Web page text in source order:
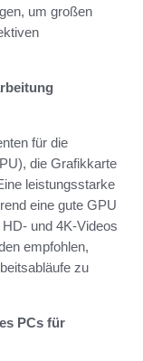
um großen
für die
die Grafikkarte
leistungsstarke
eine gute GPU
und 4K-Videos
empfohlen,
zu
PCs für